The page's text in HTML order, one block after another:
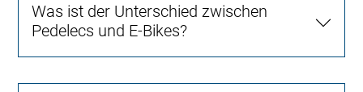
Was ist der Unterschied zwischen
Pedelecs und E-Bikes?